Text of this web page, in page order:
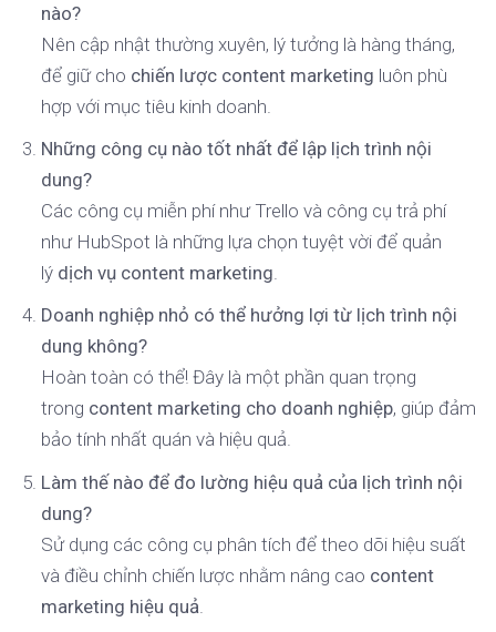
nào?
Nên cập nhật thường xuyên, lý tưởng là hàng tháng,
để giữ cho chiến lược content marketing luôn phù
hợp với mục tiêu kinh doanh.
Những công cụ nào tốt nhất để lập lịch trình nội
dung?
Các công cụ miễn phí như Trello và công cụ trả phí
như HubSpot là những lựa chọn tuyệt vời để quản
lý dịch vụ content marketing.
Doanh nghiệp nhỏ có thể hưởng lợi từ lịch trình nội
dung không?
Hoàn toàn có thể! Đây là một phần quan trọng
trong content marketing cho doanh nghiệp, giúp đảm
bảo tính nhất quán và hiệu quả.
Làm thế nào để đo lường hiệu quả của lịch trình nội
dung?
Sử dụng các công cụ phân tích để theo dõi hiệu suất
và điều chỉnh chiến lược nhằm nâng cao content
marketing hiệu quả